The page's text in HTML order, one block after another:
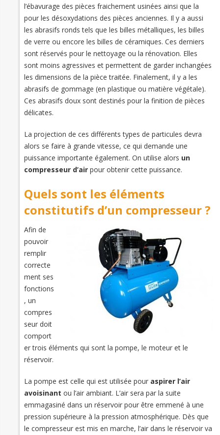
l’ébavurage des pièces fraichement usinées ainsi que la
pour les désoxydations des pièces anciennes. Il y a aussi
les abrasifs ronds tels que les billes métalliques, les billes
de verre ou encore les billes de céramiques. Ces derniers
sont réservés pour le nettoyage ou la rénovation. Elles
sont moins agressives et permettent de garder inchangées
les dimensions de la pièce traitée. Finalement, il y a les
abrasifs de gommage (en plastique ou matière végétale).
Ces abrasifs doux sont destinés pour la finition de pièces
délicates.
La projection de ces différents types de particules devra
alors se faire à grande vitesse, ce qui demande une
puissance importante également. On utilise alors un
compresseur d’airpour obtenir cette puissance.
Quels sont les éléments
constitutifs d’un compresseur ?
Afin de
pouvoir
remplir
correcte
ment ses
fonctions
, un
compres
seur doit
comport
er trois éléments qui sont la pompe, le moteur et le
réservoir.
La pompe est celle qui est utilisée pour aspirer l’air
avoisinant ou l’air ambiant. L’air sera par la suite
emmagasiné dans un réservoir pour être emmené à une
pression supérieure à la pression atmosphérique. Dès que
le compresseur est mis en marche, l’air dans le réservoir va